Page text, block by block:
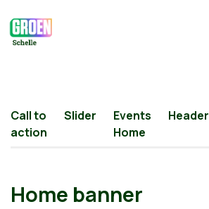
Call to
action
Slider
Events
Home
Header
Home banner